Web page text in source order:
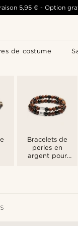
de costume
5,95 € -Option
Bracelets de
perles en
argent pour